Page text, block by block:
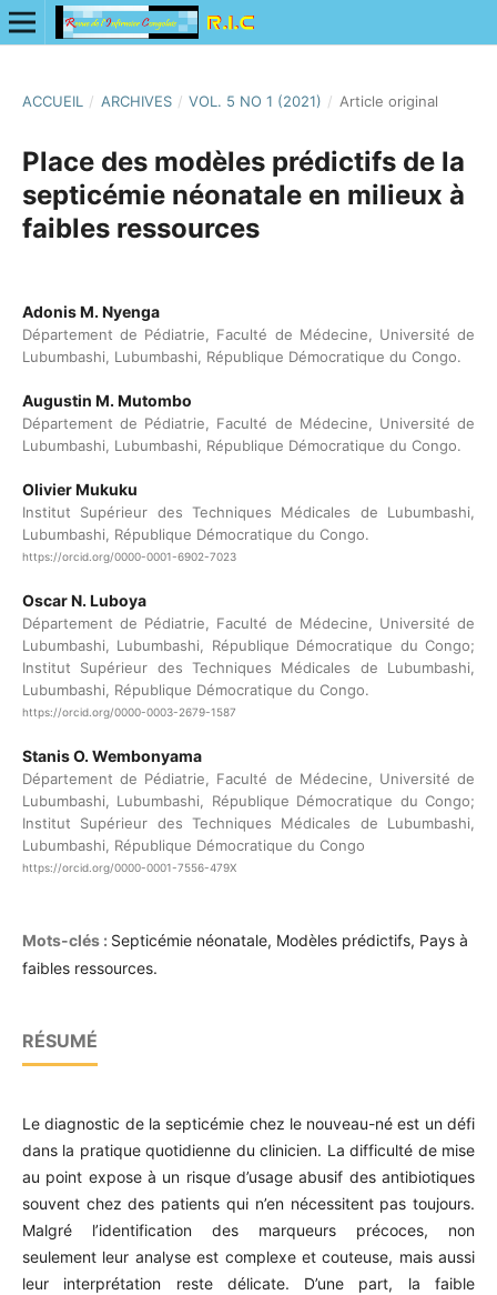
ACCUEIL / ARCHIVES / VOL. 5 NO 1 (2021) / Article original
Place des modèles prédictifs de la
septicémie néonatale en milieux à
faibles ressources
Adonis M. Nyenga
Département de Pédiatrie, Faculté de Médecine, Université de
Lubumbashi, Lubumbashi, République Démocratique du Congo.
Augustin M. Mutombo
Département de Pédiatrie, Faculté de Médecine, Université de
Lubumbashi, Lubumbashi, République Démocratique du Congo.
Olivier Mukuku
Institut Supérieur des Techniques Médicales de Lubumbashi,
Lubumbashi, République Démocratique du Congo.
https://orcid.org/0000-0001-6902-7023
Oscar N. Luboya
Département de Pédiatrie, Faculté de Médecine, Université de
Lubumbashi, Lubumbashi, République Démocratique du Congo;
Institut Supérieur des Techniques Médicales de Lubumbashi,
Lubumbashi, République Démocratique du Congo.
https://orcid.org/0000-0003-2679-1587
Stanis O. Wembonyama
Département de Pédiatrie, Faculté de Médecine, Université de
Lubumbashi, Lubumbashi, République Démocratique du Congo;
Institut Supérieur des Techniques Médicales de Lubumbashi,
Lubumbashi, République Démocratique du Congo
https://orcid.org/0000-0001-7556-479X
Mots-clés : Septicémie néonatale, Modèles prédictifs, Pays à
faibles ressources.
RÉSUMÉ
Le diagnostic de la septicémie chez le nouveau-né est un défi
dans la pratique quotidienne du clinicien. La difficulté de mise
au point expose à un risque d’usage abusif des antibiotiques
souvent chez des patients qui n’en nécessitent pas toujours.
Malgré l’identification des marqueurs précoces, non
seulement leur analyse est complexe et couteuse, mais aussi
leur interprétation reste délicate. D’une part, la faible